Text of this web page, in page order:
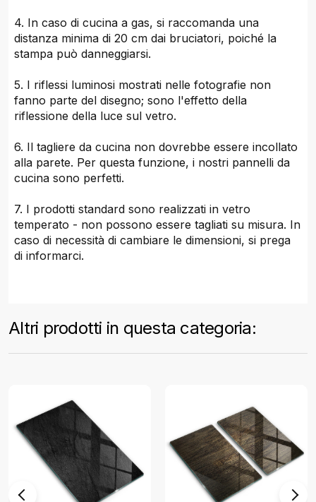
4. In caso di cucina a gas, si raccomanda una
distanza minima di 20 cm dai bruciatori, poiché la
stampa può danneggiarsi.
5. I riflessi luminosi mostrati nelle fotografie non
fanno parte del disegno; sono l'effetto della
riflessione della luce sul vetro.
6. Il tagliere da cucina non dovrebbe essere incollato
alla parete. Per questa funzione, i nostri pannelli da
cucina sono perfetti.
7. I prodotti standard sono realizzati in vetro
temperato - non possono essere tagliati su misura. In
caso di necessità di cambiare le dimensioni, si prega
di informarci.
Altri prodotti in questa categoria: